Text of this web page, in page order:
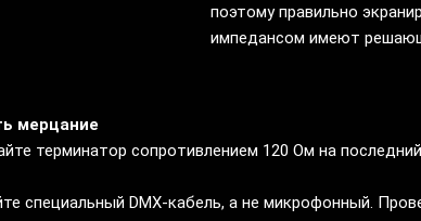
поэтому правильно
импедансом имеют
мерцание
терминатор сопротивлением 120 Ом на
специальный DMX-кабель, а не микрофонный.